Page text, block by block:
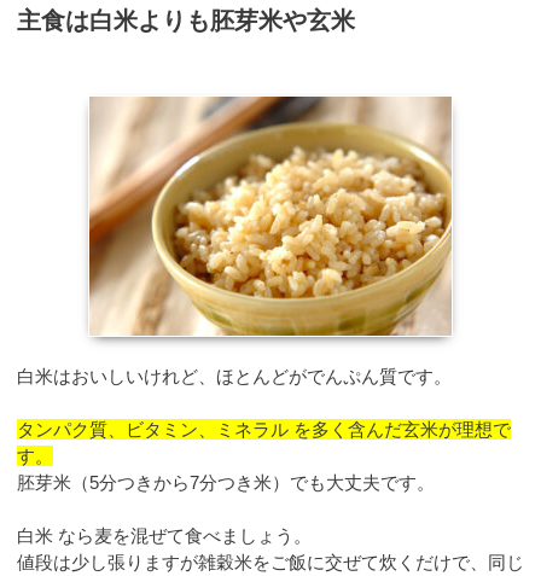
主食は白米よりも胚芽米や玄米
白米はおいしいけれど、ほとんどがでんぷん質です。
タンパク質、ビタミン、ミネラル を多く含んだ玄米が理想で
す。
胚芽米（5分つきから7分つき米）でも大丈夫です。
白米 なら麦を混ぜて食べましょう。
値段は少し張りますが雑穀米をご飯に交ぜて炊くだけで、同じ